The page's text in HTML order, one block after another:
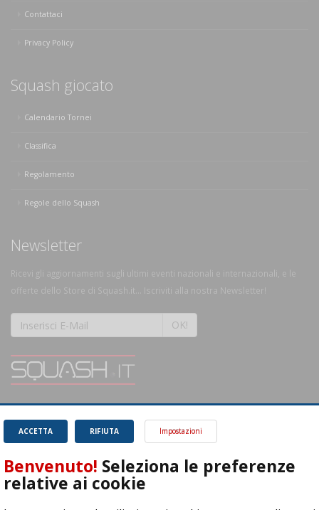
Contattaci
Privacy Policy
Squash giocato
Calendario Tornei
Classifica
Regolamento
Regole dello Squash
Newsletter
Ricevi gli aggiornamenti sugli ultimi eventi nazionali e internazionali, e le
offerte dello Store di Squash.it... Iscriviti alla nostra Newsletter!
OK!
magnifico sport.
Leggi
RIFIUTA
ACCETTA Impostazioni
Benvenuto! Seleziona le preferenze
relative ai cookie